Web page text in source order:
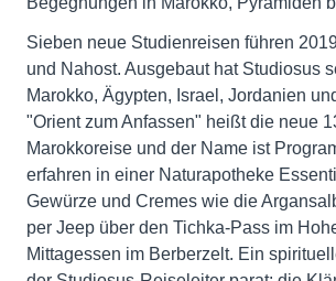
Sieben neue Studienreisen führen
und Nahost. Ausgebaut hat Studiosus
Marokko, Ägypten, Israel, Jordanien
"Orient zum Anfassen" heißt die neue
Marokkoreise und der Name ist
erfahren in einer Naturapotheke
Gewürze und Cremes wie die
per Jeep über den Tichka-Pass im
Mittagessen im Berberzelt. Ein